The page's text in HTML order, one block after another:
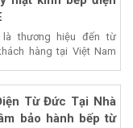
là thương hiệu đến từ
hàng tại Việt Nam
Từ Đức Tại Nhà
bảo hành bếp từ